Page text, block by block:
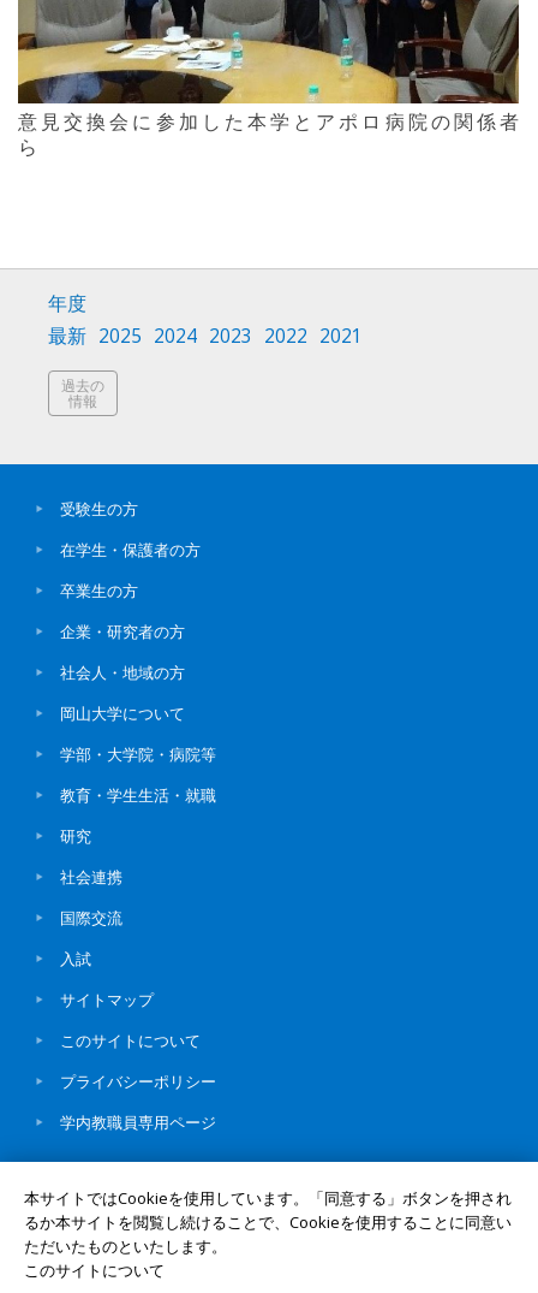
意見交換会に参加した本学とアポロ病院の関係者
ら
年度
最新 2025 2024 2023 2022 2021
過去の
情報
受験生の方
在学生・保護者の方
卒業生の方
企業・研究者の方
社会人・地域の方
岡山大学について
学部・大学院・病院等
教育・学生生活・就職
研究
社会連携
国際交流
入試
サイトマップ
このサイトについて
プライバシーポリシー
学内教職員専用ページ
© Okayama University
本サイトではCookieを使用しています。「同意する」ボタンを押され
るか本サイトを閲覧し続けることで、Cookieを使用することに同意い
ただいたものといたします。
このサイトについて